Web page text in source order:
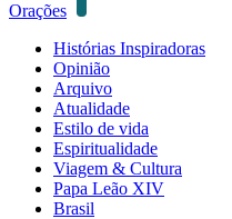
Orações
Histórias Inspiradoras
Opinião
Arquivo
Atualidade
Estilo de vida
Espiritualidade
Viagem & Cultura
Papa Leão XIV
Brasil